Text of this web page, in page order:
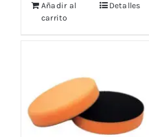
Añadir al
carrito
Detalles